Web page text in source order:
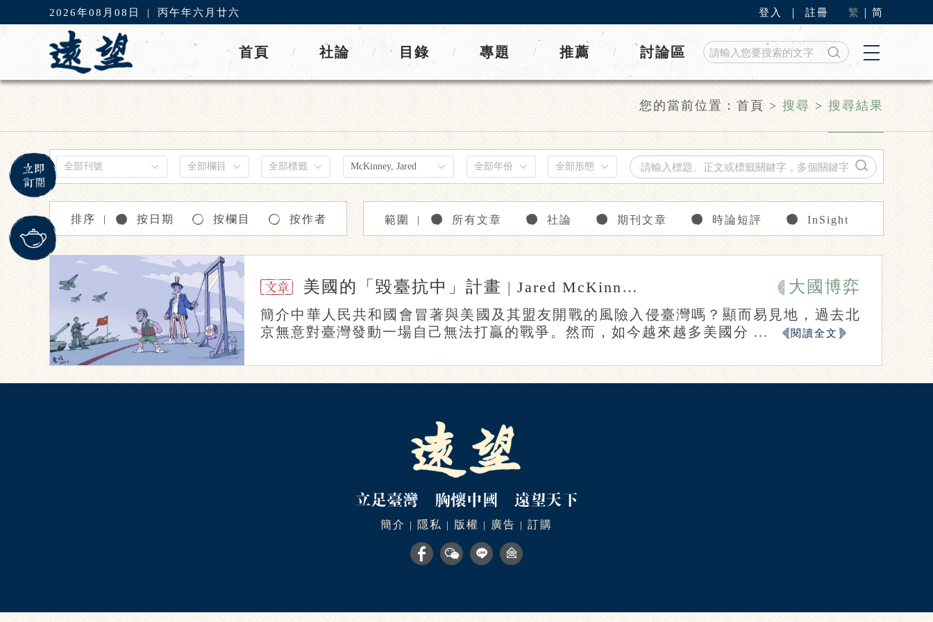
2026年08月08日 | 丙午年六月廿六 登入 註冊 繁 简
首頁 / 社論 / 目錄 / 專題 / 推薦 / 討論區
您的當前位置：首頁>搜尋>搜尋結果
排序 ｜ 按日期 按欄目 按作者 範圍 ｜ 所有文章 社論 期刊文章 時論短評 InSight
美國的「毀臺抗中」計畫 | Jared McKinney 大國博弈
簡介中華人民共和國會冒著與美國及其盟友開戰的風險入侵臺灣嗎？顯而易見地，過去北
京無意對臺灣發動一場自己無法打贏的戰爭。然而，如今越來越多美國分 ...
閱讀全文
簡介 | 隱私 | 版權 | 廣告 | 訂購